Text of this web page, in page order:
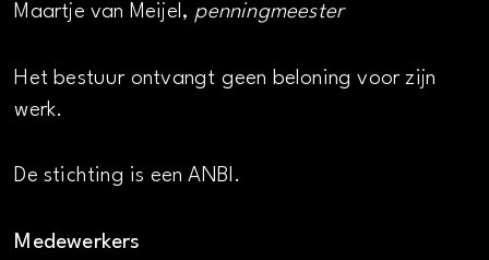
Maartje van Meijel, penningmeester
Het bestuur ontvangt geen beloning voor zijn
werk.
De stichting is een ANBI.
Medewerkers